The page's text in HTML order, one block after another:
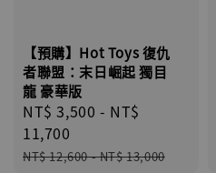
【預購】Hot Toys 復仇
者聯盟：末日崛起 獨目
龍 豪華版
Sale
price
NT$ 3,500 - NT$
11,700
Regular
NT$ 12,600-NT$ 13,000